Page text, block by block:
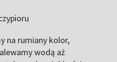
na rumiany kolor,
wodą aż